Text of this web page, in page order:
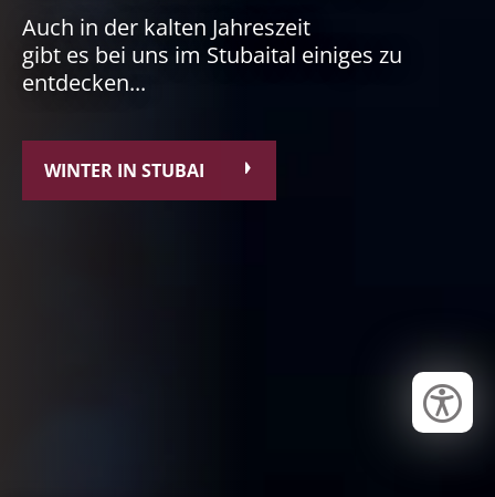
Auch in der kalten Jahreszeit
gibt es bei uns im Stubaital einiges zu
entdecken...
WINTER IN STUBAI